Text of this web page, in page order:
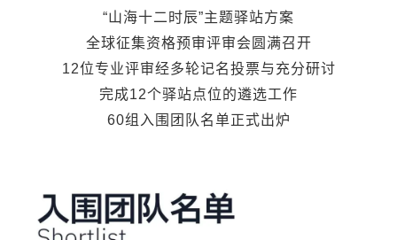
“山海十二时辰”主题驿站方案
全球征集资格预审评审会圆满召开
12位专业评审经多轮记名投票与充分研讨
完成12个驿站点位的遴选工作
60组入围团队名单正式出炉